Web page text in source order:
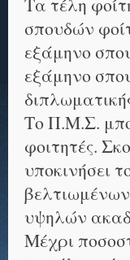
σπουδών
εξάμηνο
εξάμηνο
Το Π.Μ.Σ.
φοιτητές.
υποκινήσει
υψηλών
Μέχρι